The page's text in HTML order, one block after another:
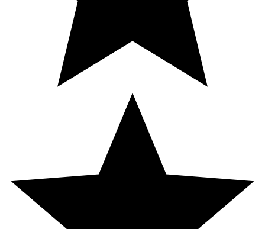
COPOLYMER, DIETHYLAMINOHYDROXYBENZOYL HEXYL
BENZOATE, C12-15ALKYL BENZOATE, TOCOPHEROL,
METHOXYPROPYLAMINO CYCLOHEXENYLIDENE
ETHOXYETHYLCYANOACETATE, PERLITE,
DROMETRIZOLE TRISILOXANE, ACRYLATES/C10-30
ALKYL ACRYLATE CROSSPOLYMER, CITRIC ACID,
DISODIUMPHOSPHATE, HYDROXYETHYLCELLULOSE,
PENTYLENE GLYCOL, POLYSORBATE-60, SODIUM
PHOSPHATE, TEREPHTHALYLIDENE, DICAMPHOR
SULFONIC ACID, TRIETHANOLAMINE, TRISODIUM
ETHYLENEDIAMINE DISUCCINATE.